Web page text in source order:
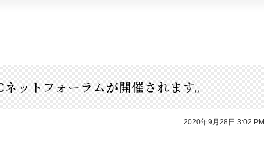
ットフォーラムが開催されます。
2020年9月28日 3:02 PM